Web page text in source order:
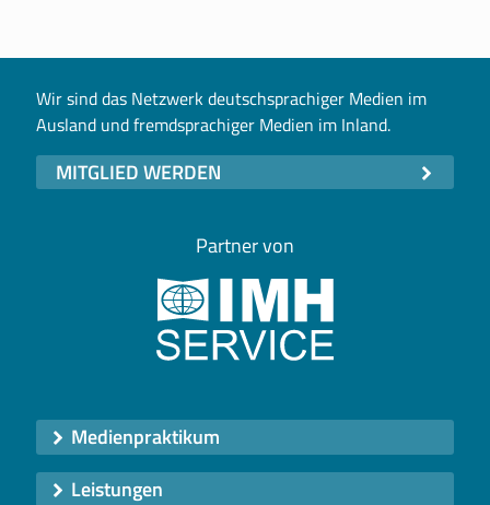
Wir sind das Netzwerk deutschsprachiger Medien im
Ausland und fremdsprachiger Medien im Inland.
MITGLIED WERDEN
Partner von
Medienpraktikum
Leistungen